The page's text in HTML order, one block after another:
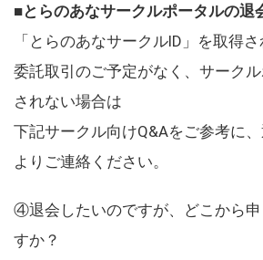
■とらのあなサークルポータルの退
「とらのあなサークルID」を取得
委託取引のご予定がなく、サーク
されない場合は
下記サークル向けQ&Aをご参考に
よりご連絡ください。
④退会したいのですが、どこから
すか？